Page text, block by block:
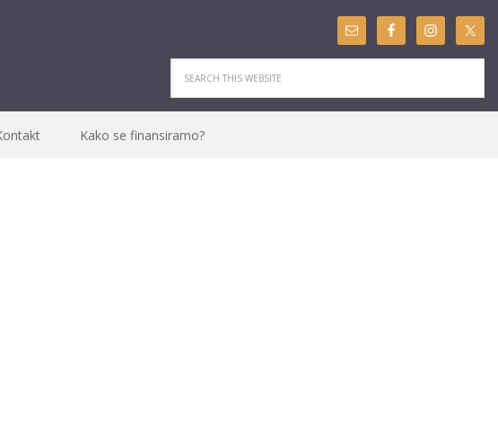
Kako se finansiramo?